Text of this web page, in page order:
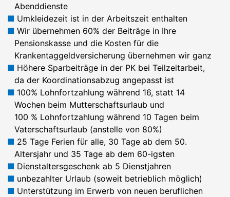
Abenddienste
Umkleidezeit ist in der Arbeitszeit enthalten
Wir übernehmen 60% der Beiträge in Ihre
Pensionskasse und die Kosten für die
Krankentaggeldversicherung übernehmen wir ganz
Höhere Sparbeiträge in der PK bei Teilzeitarbeit,
da der Koordinationsabzug angepasst ist
100% Lohnfortzahlung während 16, statt 14
Wochen beim Mutterschaftsurlaub und
100 % Lohnfortzahlung während 10 Tagen beim
Vaterschaftsurlaub (anstelle von 80%)
25 Tage Ferien für alle, 30 Tage ab dem 50.
Altersjahr und 35 Tage ab dem 60-igsten
Dienstaltersgeschenk ab 5 Dienstjahren
unbezahlter Urlaub (soweit betrieblich möglich)
Unterstützung im Erwerb von neuen beruflichen